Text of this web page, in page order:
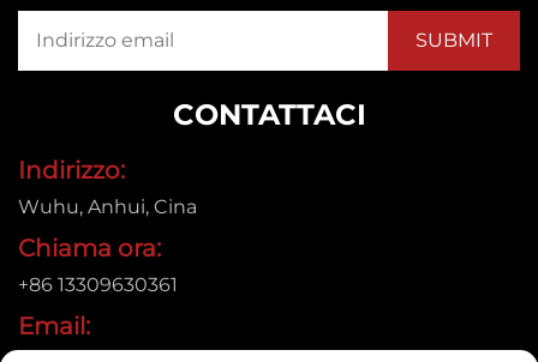
CONTATTACI
Indirizzo:
Wuhu, Anhui, Cina
Chiama ora:
+86 13309630361
Email: